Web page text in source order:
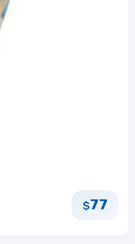
$77